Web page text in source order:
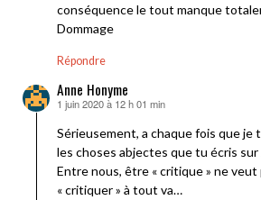
conséquence le tout manque
Dommage
Répondre
Anne Honyme
dit :
1 juin 2020 à 12 h 01 min
Sérieusement, a chaque fois que je
les choses abjectes que tu écris sur
Entre nous, être « critique » ne
« critiquer » à tout va…